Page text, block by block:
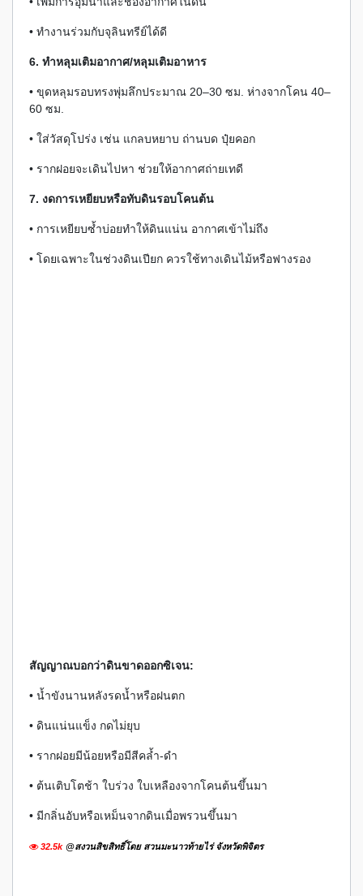
• ทำงานร่วมกับจุลินทรีย์ได้ดี
6. ทำหลุมเติมอากาศ/หลุมเติมอาหาร
• ขุดหลุมรอบทรงพุ่มลึกประมาณ 20–30 ซม. ห่างจากโคน 40–
60 ซม.
• ใส่วัสดุโปร่ง เช่น แกลบหยาบ ถ่านบด ปุ๋ยคอก
• รากฝอยจะเดินไปหา ช่วยให้อากาศถ่ายเทดี
7. งดการเหยียบหรือทับดินรอบโคนต้น
• การเหยียบซ้ำบ่อยทำให้ดินแน่น อากาศเข้าไม่ถึง
• โดยเฉพาะในช่วงดินเปียก ควรใช้ทางเดินไม้หรือฟางรอง
สัญญาณบอกว่าดินขาดออกซิเจน:
• น้ำขังนานหลังรดน้ำหรือฝนตก
• ดินแน่นแข็ง กดไม่ยุบ
• รากฝอยมีน้อยหรือมีสีคล้ำ-ดำ
• ต้นเติบโตช้า ใบร่วง ใบเหลืองจากโคนต้นขึ้นมา
• มีกลิ่นอับหรือเหม็นจากดินเมื่อพรวนขึ้นมา
32.5k @สงวนสิขสิทธิ์โดย สวนมะนาวท้ายไร่ จังหวัดพิจิตร